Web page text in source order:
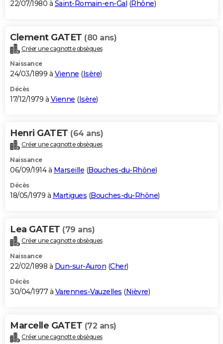
22/07/1980 à Saint-Romain-en-Gal (Rhône)
Clement GATET (80 ans)
Créer une cagnotte obsèques
Naissance
24/03/1899 à Vienne (Isère)
Décès
17/12/1979 à Vienne (Isère)
Henri GATET (64 ans)
Créer une cagnotte obsèques
Naissance
06/09/1914 à Marseille (Bouches-du-Rhône)
Décès
18/05/1979 à Martigues (Bouches-du-Rhône)
Lea GATET (79 ans)
Créer une cagnotte obsèques
Naissance
22/02/1898 à Dun-sur-Auron (Cher)
Décès
30/04/1977 à Varennes-Vauzelles (Nièvre)
Marcelle GATET (72 ans)
Créer une cagnotte obsèques